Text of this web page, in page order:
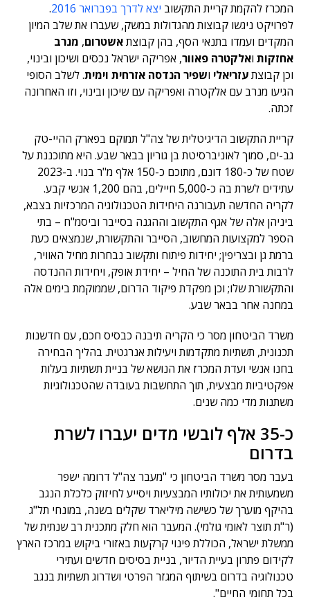
המכרז להקמת קריית התקשוב יצא לדרך בפברואר 2016
.
לפרויקט ניגשו קבוצות מהגדולות במשק, שעברו את שלב המיון
המקדים ועמדו בתנאי הסף, בהן קבוצתאשטרום, מנרב
אחזקות ואלקטרה פאוור, אפריקה ישראל נכסים ושיכון ובינוי,
וכן קבוצתעזריאלי ושפיר הנדסה אזרחית וימית. לשלב הסופי
הגיעו מנרב עם אלקטרה ואפריקה עם שיכון ובינוי, וזו האחרונה
זכתה.
קריית התקשוב הדיגיטלית של צה"ל תמוקם בפארק ההיי-טק
גב-ים, סמוך לאוניברסיטת בן גוריון בבאר שבע. היא מתוכננת על
שטח של כ-180 דונם, מתוכם כ-150 אלף מ"ר בנוי. ב-2023
עתידים לשרת בה כ-5,000 חיילים, בהם 1,200 אנשי קבע.
לקריה החדשה תעבורנה היחידות הטכנולוגיה המרכזיות בצבא,
ביניהן אלה של אגף התקשוב וההגנה בסייבר וביסמ"ח – בתי
הספר למקצועות המחשוב, הסייבר והתקשורת, שנמצאים כעת
ברמת גן ובצריפין; יחידות פיתוח ותקשוב נבחרות מחיל האוויר,
לרבות בית התוכנה של החיל – יחידת אופק, ויחידות ההנדסה
והתקשורת שלו; וכן מפקדת פיקוד הדרום, שממוקמת בימים אלה
במחנה אחר בבאר שבע.
משרד הביטחון מסר כי הקריה תיבנה כבסיס חכם, עם חדשנות
תכנונית, תשתיות מתקדמות ויעילות אנרגטית. בהליך הבחירה
בחנו אנשי ועדת המכרז את הנושא של בניית תשתיות בעלות
אפקטיביות מבצעית, תוך התחשבות בעובדה שהטכנולוגיות
משתנות מדי כמה שנים.
כ-35 אלף לובשי מדים יעברו לשרת
בדרום
בעבר מסר משרד הביטחון כי "מעבר צה"ל דרומה ישפר
משמעותית את יכולותיו המבצעיות ויסייע לחיזוק כלכלת הנגב
בהיקף מוערך של כשישה מיליארד שקלים בשנה, במונחי תל"ג
(ר"ת תוצר לאומי גולמי). המעבר הוא חלק מתכנית רב שנתית של
ממשלת ישראל, הכוללת פינוי קרקעות באזורי ביקוש במרכז הארץ
לקידום פתרון בעיית הדיור, בניית בסיסים חדשים ועתירי
טכנולוגיה בדרום בשיתוף המגזר הפרטי ושדרוג תשתיות בנגב
בכל תחומי החיים".